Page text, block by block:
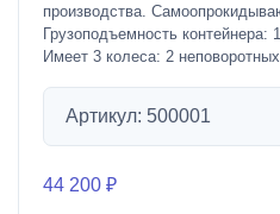
производства.
Грузоподъемность контейнера:
Имеет 3 колеса: 2
Артикул: 500001
44 200 ₽